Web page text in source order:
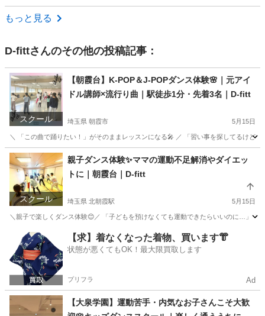
東京 足立区
もっと見る
D-fittさんのその他の投稿記事：
スクール
【朝霞台】K-POP＆J-POPダンス体験🌸｜元アイ
ドル講師×流行り曲｜駅徒歩1分・先着3名｜D-fitt
埼玉県 朝霞市 5月15日
＼ 「この曲で踊りたい！」がそのままレッスンになる🎤 ／ 「習い事を探してるけど
埼玉 朝霞市 ダンス 無料
スクール
親子ダンス体験✨ママの運動不足解消やダイエッ
トに｜朝霞台｜D-fitt
埼玉県 北朝霞駅 5月15日
＼親子で楽しくダンス体験😊／ 「子どもを預けなくても運動できたらいいのに…」
埼玉 朝霞市 北朝霞駅 ヒップホップ 運動不足
【求】着なくなった着物、買います👘
状態が悪くてもOK！最大限買取します
プリフラ Ad
【大泉学園】運動苦手・内気なお子さんこそ大歓